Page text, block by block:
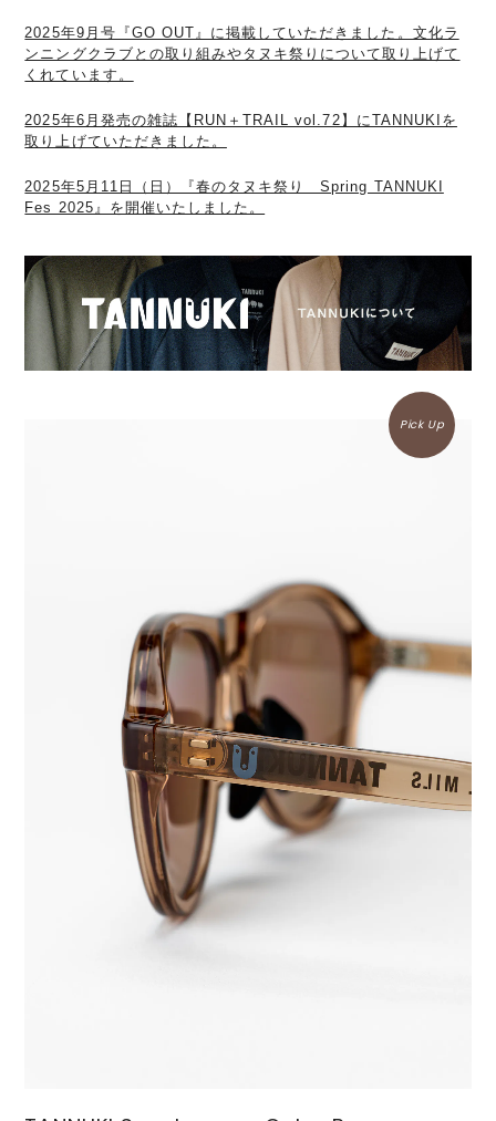
2025年9月号『GO OUT』に掲載していただきました。文化ラ
ンニングクラブとの取り組みやタヌキ祭りについて取り上げて
くれています。
2025年6月発売の雑誌【RUN＋TRAIL vol.72】にTANNUKIを
取り上げていただきました。
2025年5月11日（日）『春のタヌキ祭り Spring TANNUKI
Fes 2025』を開催いたしました。
Pick Up